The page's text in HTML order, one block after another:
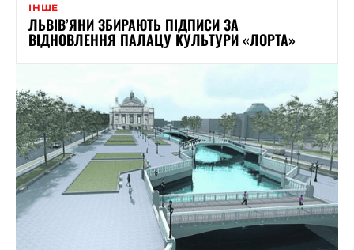
ІНШЕ
ЛЬВІВ’ЯНИ ЗБИРАЮТЬ ПІДПИСИ ЗА
ВІДНОВЛЕННЯ ПАЛАЦУ КУЛЬТУРИ «ЛОРТА»